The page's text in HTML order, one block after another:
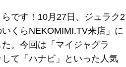
です！10月27日、ジュラク2
くらNEKOMIMI.TV来店」に
。今回は「マイジャグラ
て「ハナビ」といった人気